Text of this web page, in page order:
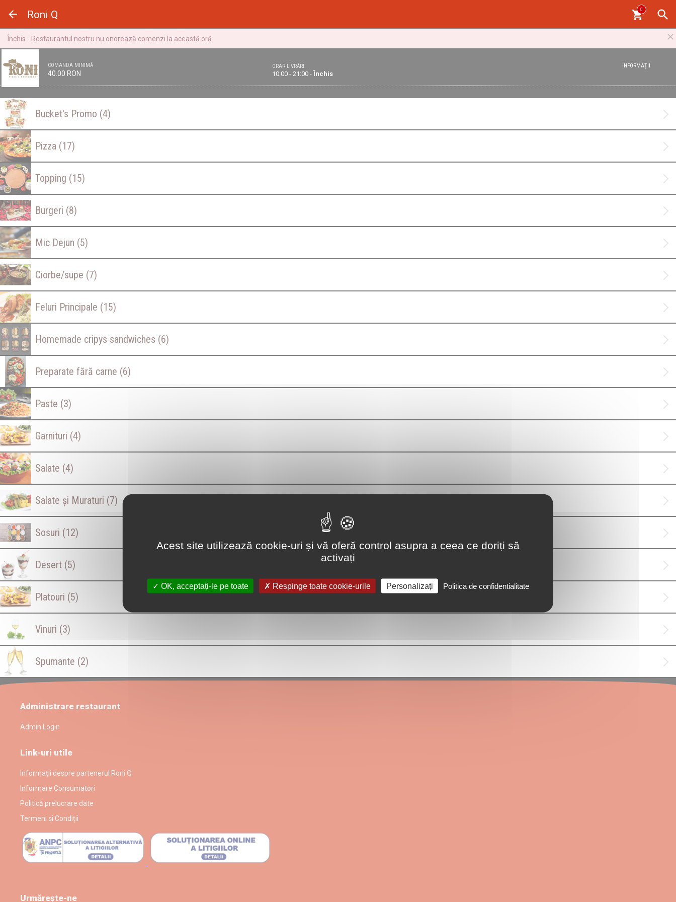
Roni Q 0
Închis - Restaurantul nostru nu onorează comenzi la această oră.
COMANDA MINIMĂ
40.00 RON
INFORMAȚII
ORAR LIVRĂRI
10:00 - 21:00 - Închis
Bucket's Promo (4)
Pizza (17)
Topping (15)
Burgeri (8)
Mic Dejun (5)
Ciorbe/supe (7)
Feluri Principale (15)
Homemade cripys sandwiches (6)
Preparate fără carne (6)
Paste (3)
Garnituri (4)
Salate (4)
Salate și Muraturi (7)
Sosuri (12)
Desert (5)
Platouri (5)
Vinuri (3)
Spumante (2)
Administrare restaurant
Admin Login
Link-uri utile
Informații despre partenerul Roni Q
Informare Consumatori
Politică prelucrare date
Termeni și Condiții
Urmărește-ne
Acest site utilizează cookie-uri și vă oferă control asupra a ceea ce doriți să
activați
OK, acceptați-le pe toate Respinge toate cookie-urile Personalizați Politica de confidentialitate